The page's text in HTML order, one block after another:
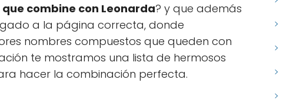
combine con Leonarda? y que además
a la página correcta, donde
nombres compuestos que queden con
te mostramos una lista de hermosos
hacer la combinación perfecta.